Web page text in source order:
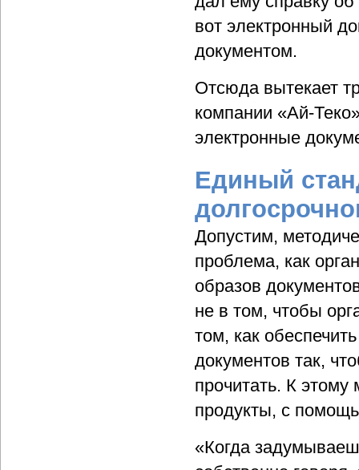
вот электронный
документом.
Отсюда вытекает
компании «Ай-
электронные
Единый
Допустим,
проблема, как
образов
не в том, чтобы
том, как
документов так,
прочитать. К этому
продукты, с
«Когда